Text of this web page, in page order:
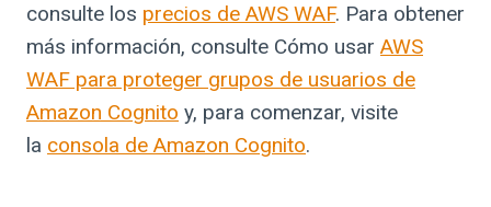
consulte los precios de AWS WAF. Para obtener
más información, consulte Cómo usar AWS
WAF para proteger grupos de usuarios de
Amazon Cognito y, para comenzar, visite
la consola de Amazon Cognito.